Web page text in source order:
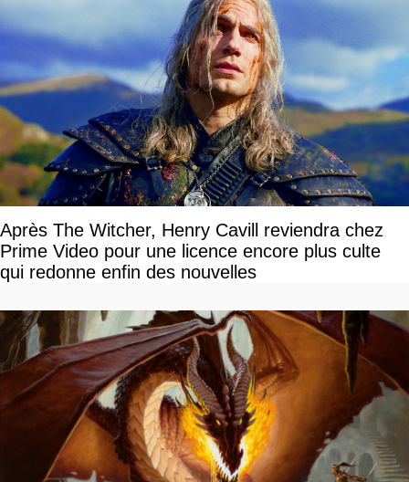
Après The Witcher, Henry Cavill reviendra chez
Prime Video pour une licence encore plus culte
qui redonne enfin des nouvelles